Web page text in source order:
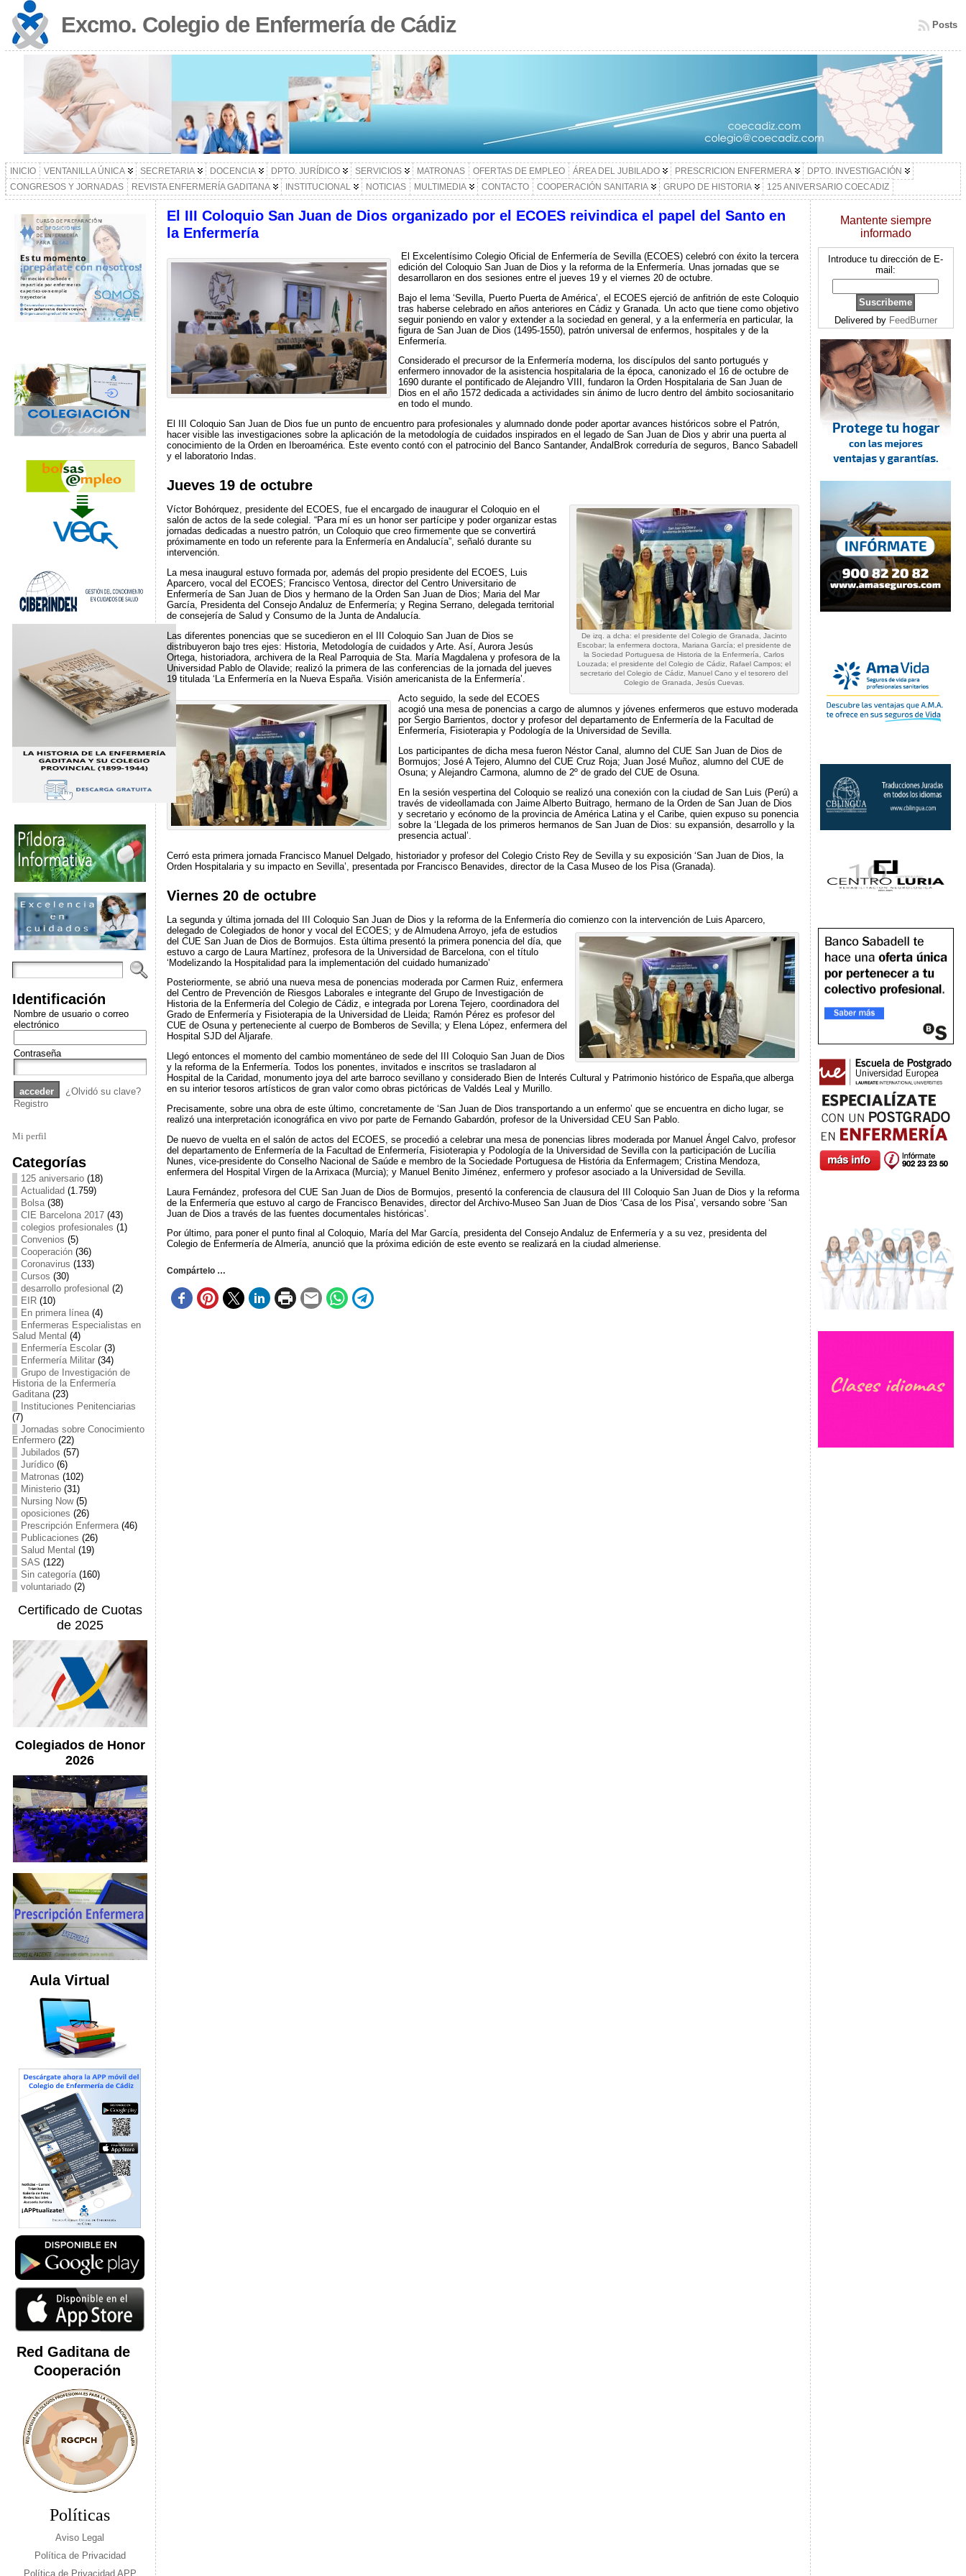
Excmo. Colegio de Enfermería de Cádiz Posts
INICIO VENTANILLA ÚNICA SECRETARIA DOCENCIA DPTO. JURÍDICO SERVICIOS MATRONAS OFERTAS DE EMPLEO ÁREA DEL JUBILADO PRESCRICION ENFERMERA
DPTO. INVESTIGACIÓN
CONGRESOS Y JORNADAS
REVISTA ENFERMERÍA GADITANA INSTITUCIONAL NOTICIAS MULTIMEDIA CONTACTO COOPERACIÓN SANITARIA GRUPO DE HISTORIA 125 ANIVERSARIO COECADIZ
Identificación
Nombre de usuario o correo
electrónico
Contraseña
¿Olvidó su clave?
Registro
Mi perfil
Categorías
125 aniversario(18)
Actualidad (1.759)
Bolsa(38)
CIE Barcelona 2017(43)
colegios profesionales (1)
Convenios (5)
Cooperación(36)
Coronavirus (133)
Cursos (30)
desarrollo profesional (2)
EIR(10)
En primera línea(4)
Enfermeras Especialistas en
Salud Mental (4)
Enfermería Escolar(3)
Enfermería Militar(34)
Grupo de Investigación de
Historia de la Enfermería
Gaditana(23)
Instituciones Penitenciarias
(7)
Jornadas sobre Conocimiento
Enfermero(22)
Jubilados (57)
Jurídico(6)
Matronas (102)
Ministerio(31)
Nursing Now(5)
oposiciones (26)
Prescripción Enfermera(46)
Publicaciones (26)
Salud Mental (19)
SAS (122)
Sin categoría(160)
voluntariado(2)
Certificado de Cuotas
de 2025
Colegiados de Honor
2026
Aula Virtual
Red Gaditana de
Cooperación
Políticas
Aviso Legal
Política de Privacidad
Política de Privacidad APP
El III Coloquio San Juan de Dios organizado por el ECOES reivindica el papel del Santo en
la Enfermería
El Excelentísimo Colegio Oficial de Enfermería de Sevilla (ECOES) celebró con éxito la tercera
edición del Coloquio San Juan de Dios y la reforma de la Enfermería. Unas jornadas que se
desarrollaron en dos sesiones entre el jueves 19 y el viernes 20 de octubre.
Bajo el lema ‘Sevilla, Puerto Puerta de América’, el ECOES ejerció de anfitrión de este Coloquio
tras haberse celebrado en años anteriores en Cádiz y Granada. Un acto que tiene como objetivo
seguir poniendo en valor y extender a la sociedad en general, y a la enfermería en particular, la
figura de San Juan de Dios (1495-1550), patrón universal de enfermos, hospitales y de la
Enfermería.
Considerado el precursor de la Enfermería moderna, los discípulos del santo portugués y
enfermero innovador de la asistencia hospitalaria de la época, canonizado el 16 de octubre de
1690 durante el pontificado de Alejandro VIII, fundaron la Orden Hospitalaria de San Juan de
Dios en el año 1572 dedicada a actividades sin ánimo de lucro dentro del ámbito sociosanitario
en todo el mundo.
El III Coloquio San Juan de Dios fue un punto de encuentro para profesionales y alumnado donde poder aportar avances históricos sobre el Patrón,
hacer visible las investigaciones sobre la aplicación de la metodología de cuidados inspirados en el legado de San Juan de Dios y abrir una puerta al
conocimiento de la Orden en Iberoamérica. Este evento contó con el patrocinio del Banco Santander, AndalBrok correduría de seguros, Banco Sabadell
y el laboratorio Indas.
Jueves 19 de octubre
De izq. a dcha: el presidente del Colegio de Granada, Jacinto
Escobar; la enfermera doctora, Mariana García; el presidente de
la Sociedad Portuguesa de Historia de la Enfermería, Carlos
Louzada; el presidente del Colegio de Cádiz, Rafael Campos; el
secretario del Colegio de Cádiz, Manuel Cano y el tesorero del
Colegio de Granada, Jesús Cuevas.
Víctor Bohórquez, presidente del ECOES, fue el encargado de inaugurar el Coloquio en el
salón de actos de la sede colegial. “Para mí es un honor ser partícipe y poder organizar estas
jornadas dedicadas a nuestro patrón, un Coloquio que creo firmemente que se convertirá
próximamente en todo un referente para la Enfermería en Andalucía”, señaló durante su
intervención.
La mesa inaugural estuvo formada por, además del propio presidente del ECOES, Luis
Aparcero, vocal del ECOES; Francisco Ventosa, director del Centro Universitario de
Enfermería de San Juan de Dios y hermano de la Orden San Juan de Dios; Maria del Mar
García, Presidenta del Consejo Andaluz de Enfermería; y Regina Serrano, delegada territorial
de consejería de Salud y Consumo de la Junta de Andalucía.
Las diferentes ponencias que se sucedieron en el III Coloquio San Juan de Dios se
distribuyeron bajo tres ejes: Historia, Metodología de cuidados y Arte. Así, Aurora Jesús
Ortega, historiadora, archivera de la Real Parroquia de Sta. María Magdalena y profesora de la
Universidad Pablo de Olavide; realizó la primera de las conferencias de la jornada del jueves
19 titulada ‘La Enfermería en la Nueva España. Visión americanista de la Enfermería’.
Acto seguido, la sede del ECOES
acogió una mesa de ponencias a cargo de alumnos y jóvenes enfermeros que estuvo moderada
por Sergio Barrientos, doctor y profesor del departamento de Enfermería de la Facultad de
Enfermería, Fisioterapia y Podología de la Universidad de Sevilla.
Los participantes de dicha mesa fueron Néstor Canal, alumno del CUE San Juan de Dios de
Bormujos; José A Tejero, Alumno del CUE Cruz Roja; Juan José Muñoz, alumno del CUE de
Osuna; y Alejandro Carmona, alumno de 2º de grado del CUE de Osuna.
En la sesión vespertina del Coloquio se realizó una conexión con la ciudad de San Luis (Perú) a
través de videollamada con Jaime Alberto Buitrago, hermano de la Orden de San Juan de Dios
y secretario y ecónomo de la provincia de América Latina y el Caribe, quien expuso su ponencia
sobre la ‘Llegada de los primeros hermanos de San Juan de Dios: su expansión, desarrollo y la
presencia actual’.
Cerró esta primera jornada Francisco Manuel Delgado, historiador y profesor del Colegio Cristo Rey de Sevilla y su exposición ‘San Juan de Dios, la
Orden Hospitalaria y su impacto en Sevilla’, presentada por Francisco Benavides, director de la Casa Museo de los Pisa (Granada).
Viernes 20 de octubre
La segunda y última jornada del III Coloquio San Juan de Dios y la reforma de la Enfermería dio comienzocon la intervención de Luis Aparcero,
delegado de Colegiados de honor y vocal del ECOES; y de Almudena Arroyo, jefa de estudios
del CUE San Juan de Dios de Bormujos. Esta última presentó la primera ponencia del día, que
estuvo a cargo de Laura Martínez, profesora de la Universidad de Barcelona, con el título
‘Modelizando la Hospitalidad para la implementación del cuidado humanizado’
Posteriormente, se abrió una nueva mesa de ponencias moderada por Carmen Ruiz, enfermera
del Centro de Prevención de Riesgos Laborales e integrante del Grupo de Investigación de
Historia de la Enfermería del Colegio de Cádiz, e integrada por Lorena Tejero, coordinadora del
Grado de Enfermería y Fisioterapia de la Universidad de Lleida; Ramón Pérez es profesor del
CUE de Osuna y perteneciente al cuerpo de Bomberos de Sevilla; y Elena López, enfermera del
Hospital SJD del Aljarafe.
Llegó entonces el momento del cambio momentáneo de sede del III Coloquio San Juan de Dios
y la reforma de la Enfermería. Todos los ponentes, invitados e inscritos se trasladaron al
Hospital de la Caridad, monumento joya del arte barroco sevillano y considerado Bien de Interés Cultural y Patrimonio histórico de España,que alberga
en su interior tesoros artísticos de gran valor como obras pictóricas de Valdés Leal y Murillo.
Precisamente, sobre una obra de este último, concretamente de ‘San Juan de Dios transportando a un enfermo’ que se encuentra en dicho lugar, se
realizó una interpretación iconográfica en vivo por parte de Fernando Gabardón, profesor de la Universidad CEU San Pablo.
De nuevo de vuelta en el salón de actos del ECOES, se procedió a celebrar una mesa de ponencias libres moderada por Manuel Ángel Calvo, profesor
del departamento de Enfermería de la Facultad de Enfermería, Fisioterapia y Podología de la Universidad de Sevilla con la participación de Lucília
Nunes, vice-presidente do Conselho Nacional de Saúde e membro de la Sociedade Portuguesa de História da Enfermagem; Cristina Mendoza,
enfermera del Hospital Virgen de la Arrixaca (Murcia); y Manuel Benito Jiménez, enfermero y profesor asociado a la Universidad de Sevilla.
Laura Fernández, profesora del CUE San Juan de Dios de Bormujos, presentó la conferencia de clausura del III Coloquio San Juan de Dios y la reforma
de la Enfermería que estuvo al cargo de Francisco Benavides, director del Archivo-Museo San Juan de Dios ‘Casa de los Pisa’, versando sobre ‘San
Juan de Dios a través de las fuentes documentales históricas’.
Por último, para poner el punto final al Coloquio, María del Mar García, presidenta del Consejo Andaluz de Enfermería y a su vez, presidenta del
Colegio de Enfermería de Almería, anunció que la próxima edición de este evento se realizará en la ciudad almeriense.
Compártelo …
Mantente siempre
informado
Introduce tu dirección de E-
mail:
Delivered by FeedBurner